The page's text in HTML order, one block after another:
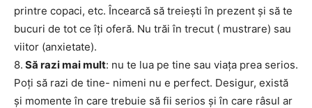
printre copaci, etc. Încearcă să treiești în prezent şi să te
bucuri de tot ce îţi oferă. Nu trăi în trecut ( mustrare) sau
viitor (anxietate).
8. Să razi mai mult: nu te lua pe tine sau viaţa prea serios.
Poţi să razi de tine- nimeni nu e perfect. Desigur, există
şi momente în care trebuie să fii serios şi în care râsul ar